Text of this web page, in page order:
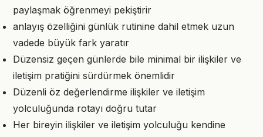
paylaşmak öğrenmeyi pekiştirir
anlayış özelliğini günlük rutinine dahil etmek uzun
vadede büyük fark yaratır
Düzensiz geçen günlerde bile minimal bir ilişkiler ve
iletişim pratiğini sürdürmek önemlidir
Düzenli öz değerlendirme ilişkiler ve iletişim
yolculuğunda rotayı doğru tutar
Her bireyin ilişkiler ve iletişim yolculuğu kendine